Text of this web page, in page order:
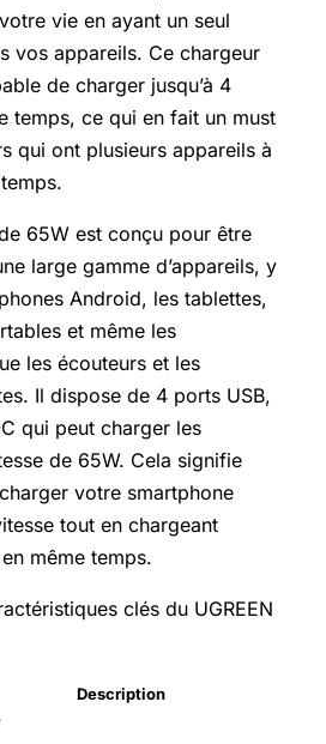
vie en ayant un seul
vos appareils. Ce chargeur
de charger jusqu’à 4
temps, ce qui en fait un must
qui ont plusieurs appareils à
65W est conçu pour être
large gamme d’appareils, y
Android, les tablettes,
et même les
les écouteurs et les
Il dispose de 4 ports USB,
qui peut charger les
de 65W. Cela signifie
votre smartphone
tout en chargeant
même temps.
clés du UGREEN
Description